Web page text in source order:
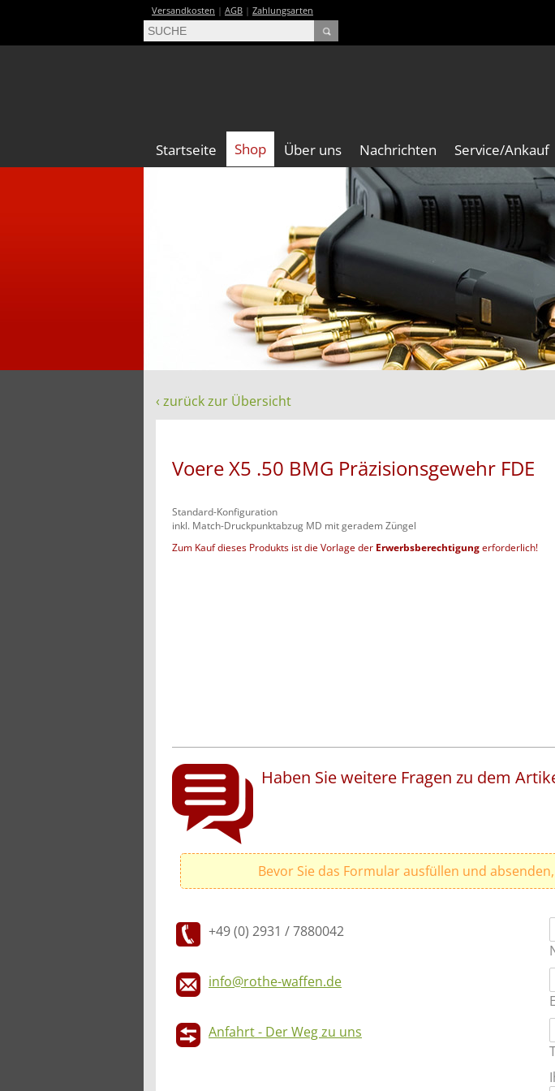
Versandkosten | AGB | Zahlungsarten
Startseite Shop Über uns Nachrichten Service/Ankauf
‹ zurück zur Übersicht
Voere X5 .50 BMG Präzisionsgewehr FDE
Standard-Konfiguration
inkl. Match-Druckpunktabzug MD mit geradem Züngel
Zum Kauf dieses Produkts ist die Vorlage der Erwerbsberechtigungerforderlich!
Haben Sie weitere Fragen zu dem
Bevor Sie das Formular ausfüllen und
+49 (0) 2931 / 7880042
info@rothe-waffen.de
Anfahrt - Der Weg zu uns